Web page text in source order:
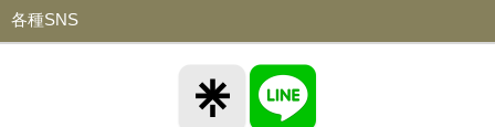
各種SNS